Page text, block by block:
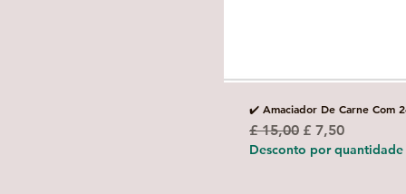
✔️ Amaciador De Carne Com
Preço normal
£ 15,00 Preço
£ 7,50
Desconto por quantidade